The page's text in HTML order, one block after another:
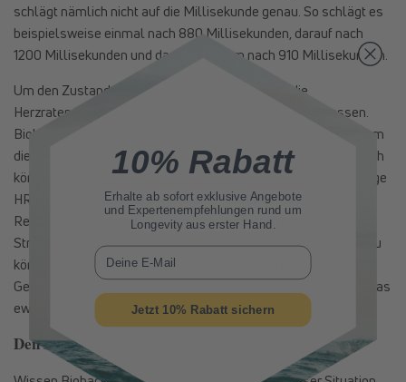
schlägt nämlich nicht auf die Millisekunde genau. So schlägt es
beispielsweise einmal nach 880 Millisekunden, darauf nach
1200 Millisekunden und dann wiederum nach 910 Millisekunden.
Um den Zustand des Herzens zu beurteilen, wir die
Herzratenvariabilität üblicherweise durch ein
gemessen.
BiohackerInnen nutzen diese Informationen allerdings auch, um
die Reaktion des Körpers auf Stress zu dokumentieren. Dadurch
können sie nachvollziehen, wann ihr Körper in eine gleichmäßige
HRV gekommen ist – eine der oben erwähnten animalischen
Reaktionen auf Angst und damit ein körperliches Anzeichen für
Stress. Um in Gefahrensituationen gut und schnell reagieren zu
können, gleicht unser Körper die HRV an – auch wenn die
Gefahrensituation „nur“ eine Präsentation vor Publikum oder das
ewige Streitgespräch in der Nachbarschaft ist.
Den Stress wegtrainieren
10% Rabatt
Erhalte ab sofortexklusive Angebote
und Expertenempfehlungen rund um
Longevity aus erster Hand.
E-Mail
Jetzt 10% Rabatt sichern